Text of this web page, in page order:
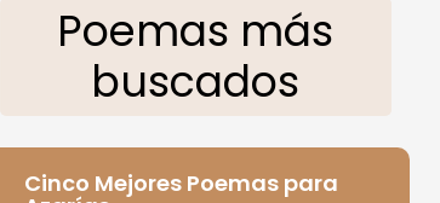
Poemas más
buscados
Cinco Mejores Poemas para